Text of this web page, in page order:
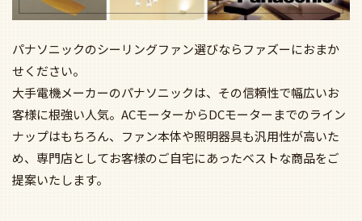
パナソニックのシーリングファン選びならファズーにおまか
せください。
大手電機メーカーのパナソニックは、その信頼性で幅広いお
客様に根強い人気。ACモーターからDCモーターまでのライン
ナップはもちろん、ファン本体や照明器具も汎用性が高いた
め、専門店としてお客様のご自宅にあったベストな商品をご
提案いたします。